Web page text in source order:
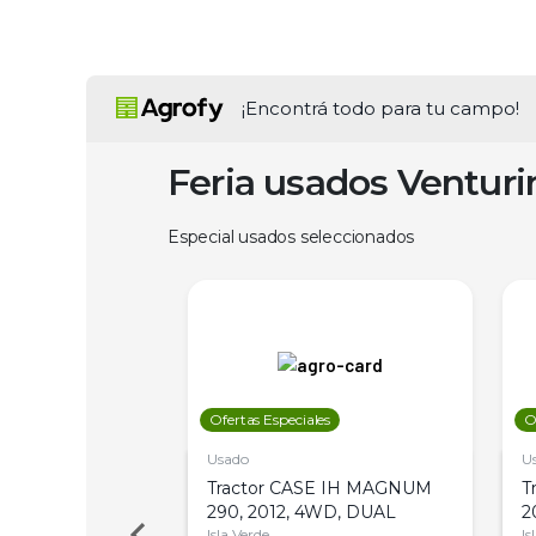
¡Encontrá todo para tu campo!
Feria usados
Especial usados seleccionados
Ofertas Especiales
Usado
Tractor CASE IH MAGNUM
290, 2012, 4WD, DUAL